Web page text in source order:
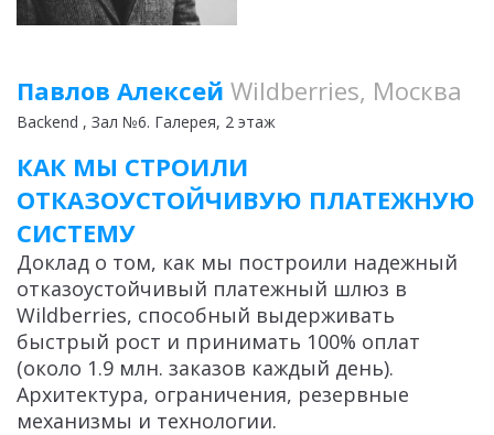
Павлов Алексей Wildberries, Москва
Backend , Зал №6. Галерея, 2 этаж
КАК МЫ СТРОИЛИ
ОТКАЗОУСТОЙЧИВУЮ ПЛАТЕЖНУЮ
СИСТЕМУ
Доклад о том, как мы построили надежный
отказоустойчивый платежный шлюз в
Wildberries, способный выдерживать
быстрый рост и принимать 100% оплат
(около 1.9 млн. заказов каждый день).
Архитектура, ограничения, резервные
механизмы и технологии.